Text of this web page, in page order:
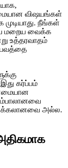
விஷயங்கள்
நீங்கள்
மறைய வைக்க
உத்தரவாதம்
கர்ப்பம்
அல்ல.